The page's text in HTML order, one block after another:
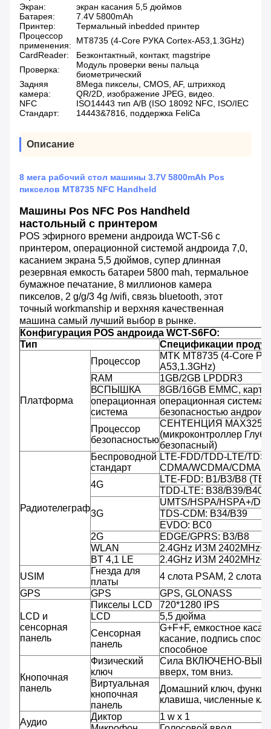
Экран:
экран касания 5,5 дюймов
Батарея:
7.4V 5800mAh
Принтер:
Термальный inbedded принтер
Процессор
применения:
MT8735 (4-Core РУКА Cortex-A53,1.3GHz)
CardReader:
Безконтактный, контакт, magstripe
Проверка:
Модуль проверки вены пальца
биометрический
Задняя
камера:
8Mega пикселы, CMOS, AF, штрихкод
QR/2D, изображение JPEG, видео.
NFC
Стандарт:
ISO14443 тип A/B (ISO 18092 NFC, ISO/IEC
14443&7816, поддержка FeliCa
Описание
8 мега рабочий стол машины 3.7V 5800mAh Pos
пикселов MT8735 NFC Handheld
Машины Pos NFC Pos Handheld
настольный с принтером
POS эфирного времени андроида WCT-S6 с
принтером, операционной системой андроида 7,0,
касанием экрана 5,5 дюймов, супер длинная
резервная емкость батареи 5800 mah, термальное
бумажное печатание, 8 миллионов камера
пикселов, 2 g/g/3 4g /wifi, связь bluetooth, этот
точный workmanship и верхняя качественная
машина самый лучший выбор в рынке.
Конфигурация POS андроида WCT-S6FO:
Тип
Спецификации
Платформа
Процессор
MTK MT8735 (4-Core
A53,1.3GHz)
RAM
1GB/2GB LPDDR3
ВСПЫШКА
8GB/16GB EMMC,
операционная
система
операционная система
безопасностью
Процессор
безопасностью
СЕНТЕНЦИЯ
(микроконтроллер
безопасный)
Радиотелеграф
Беспроводной
стандарт
LTE-FDD/TDD-LTE/TDS-
CDMA/WCDMA/
4G
LTE-FDD: B1/B3/B8
TDD-LTE: B38/B39/B40/
3G
UMTS/HSPA/HSPA+/
TDS-CDM: B34/B39
EVDO: BC0
2G
EDGE/GPRS: B3/B8
WLAN
2.4GHz ИЗМ
BT 4,1 LE
2.4GHz ИЗМ
USIM
Гнезда для
платы
4 слота PSAM, 2 слота
GPS
GPS GPS, GLONASS
LCD и
сенсорная
панель
Пикселы LCD
720*1280 IPS
LCD
5,5 дюйма
Сенсорная
панель
G+F+F, емкостное
касание, подпись
способное
Кнопочная
панель
Физический
ключ
Сила ВКЛЮЧЕНО-
вверх, том вниз.
Виртуальная
кнопочная
панель
Домашний ключ,
клавиша, численные
Аудио
Диктор
1 w x 1